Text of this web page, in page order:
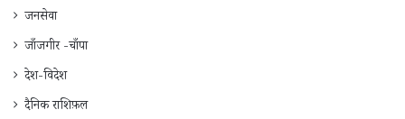
जनसेवा
जाँजगीर -चाँपा
देश-विदेश
दैनिक राशिफ़ल